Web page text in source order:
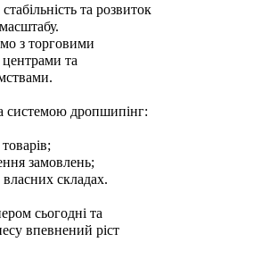
та розвиток
з торговими
та
системою дропшипінг:
замовлень;
власних складах.
сьогодні та
впевнений ріст